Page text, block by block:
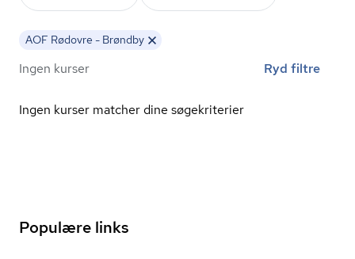
AOF Rødovre - Brøndby
Ingen kurser Ryd filtre
Ingen kurser matcher dine søgekriterier
Populære links